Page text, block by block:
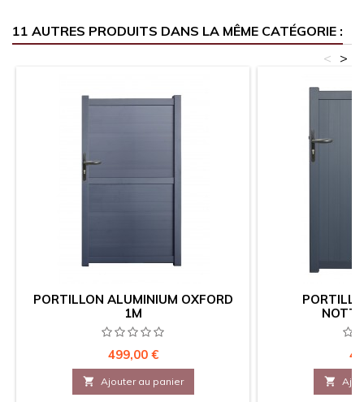
11 AUTRES PRODUITS DANS LA MÊME CATÉGORIE :
>
<
PORTILLON ALUMINIUM OXFORD
1M
Prix
499,00 €
 Ajouter au panier 